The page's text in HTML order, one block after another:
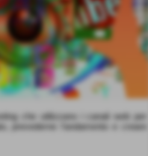
che utilizzano i canali web per
prevederne l’andamento e creare